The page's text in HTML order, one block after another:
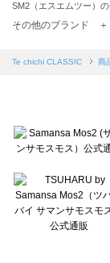
SM2（エスエムツー）
TSUHARU by Samansa
Samansa Mos2 blue（
Te chichi（テチチ）の
Te chichi CLASSIC（テ
Lugnoncure（ルノンキ
BETTY'S BLUE（べテ
Wpc.（ワールドパーテ
その他のブランド ＋
Te chichi CLASSIC 商